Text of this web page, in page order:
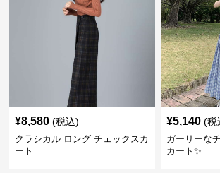
¥8,580 (税込)
クラシカル ロング チェックスカ
ート
¥5,140 (税
ガーリーな
カート✨